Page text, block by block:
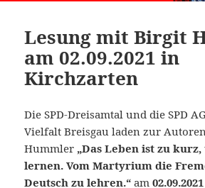
Lesung mit Birgit
am 02.09.2021 in
Kirchzarten
Die SPD-Dreisamtal und die SPD
Vielfalt Breisgau laden zur
Hummler „Das Leben ist zu
lernen. Vom Martyrium die
Deutsch zu lehren.“ am